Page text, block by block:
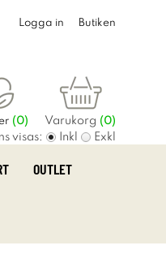
Logga in Butiken
(0) Varukorg (0)
visas: Inkl Exkl
OUTLET